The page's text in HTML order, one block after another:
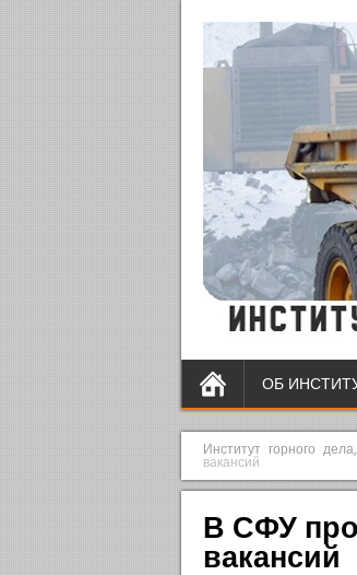
ОБ
Институт горного
вакансий
В СФУ
вакансий